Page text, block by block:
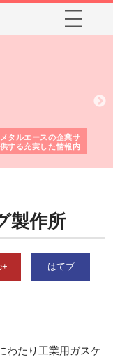
タルエースの企業サ
する充実した情報内
製作所
はてブ
わたり工業用ガスケ